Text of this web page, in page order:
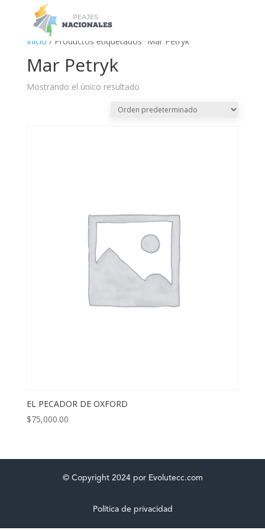
Inicio / Productos etiquetados “Mar Petryk”
Mar Petryk
Mostrando el único resultado
EL PECADOR DE OXFORD
$75,000.00
© Copyright 2024 por Evolutecc.com
Política de privacidad